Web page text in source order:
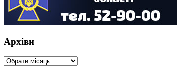
Архіви
Архіви